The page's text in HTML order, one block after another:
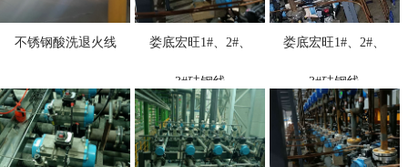
不锈钢酸洗退火线 娄底宏旺1#、2#、
3#硅钢线
娄底宏旺1#、2#、
3#硅钢线